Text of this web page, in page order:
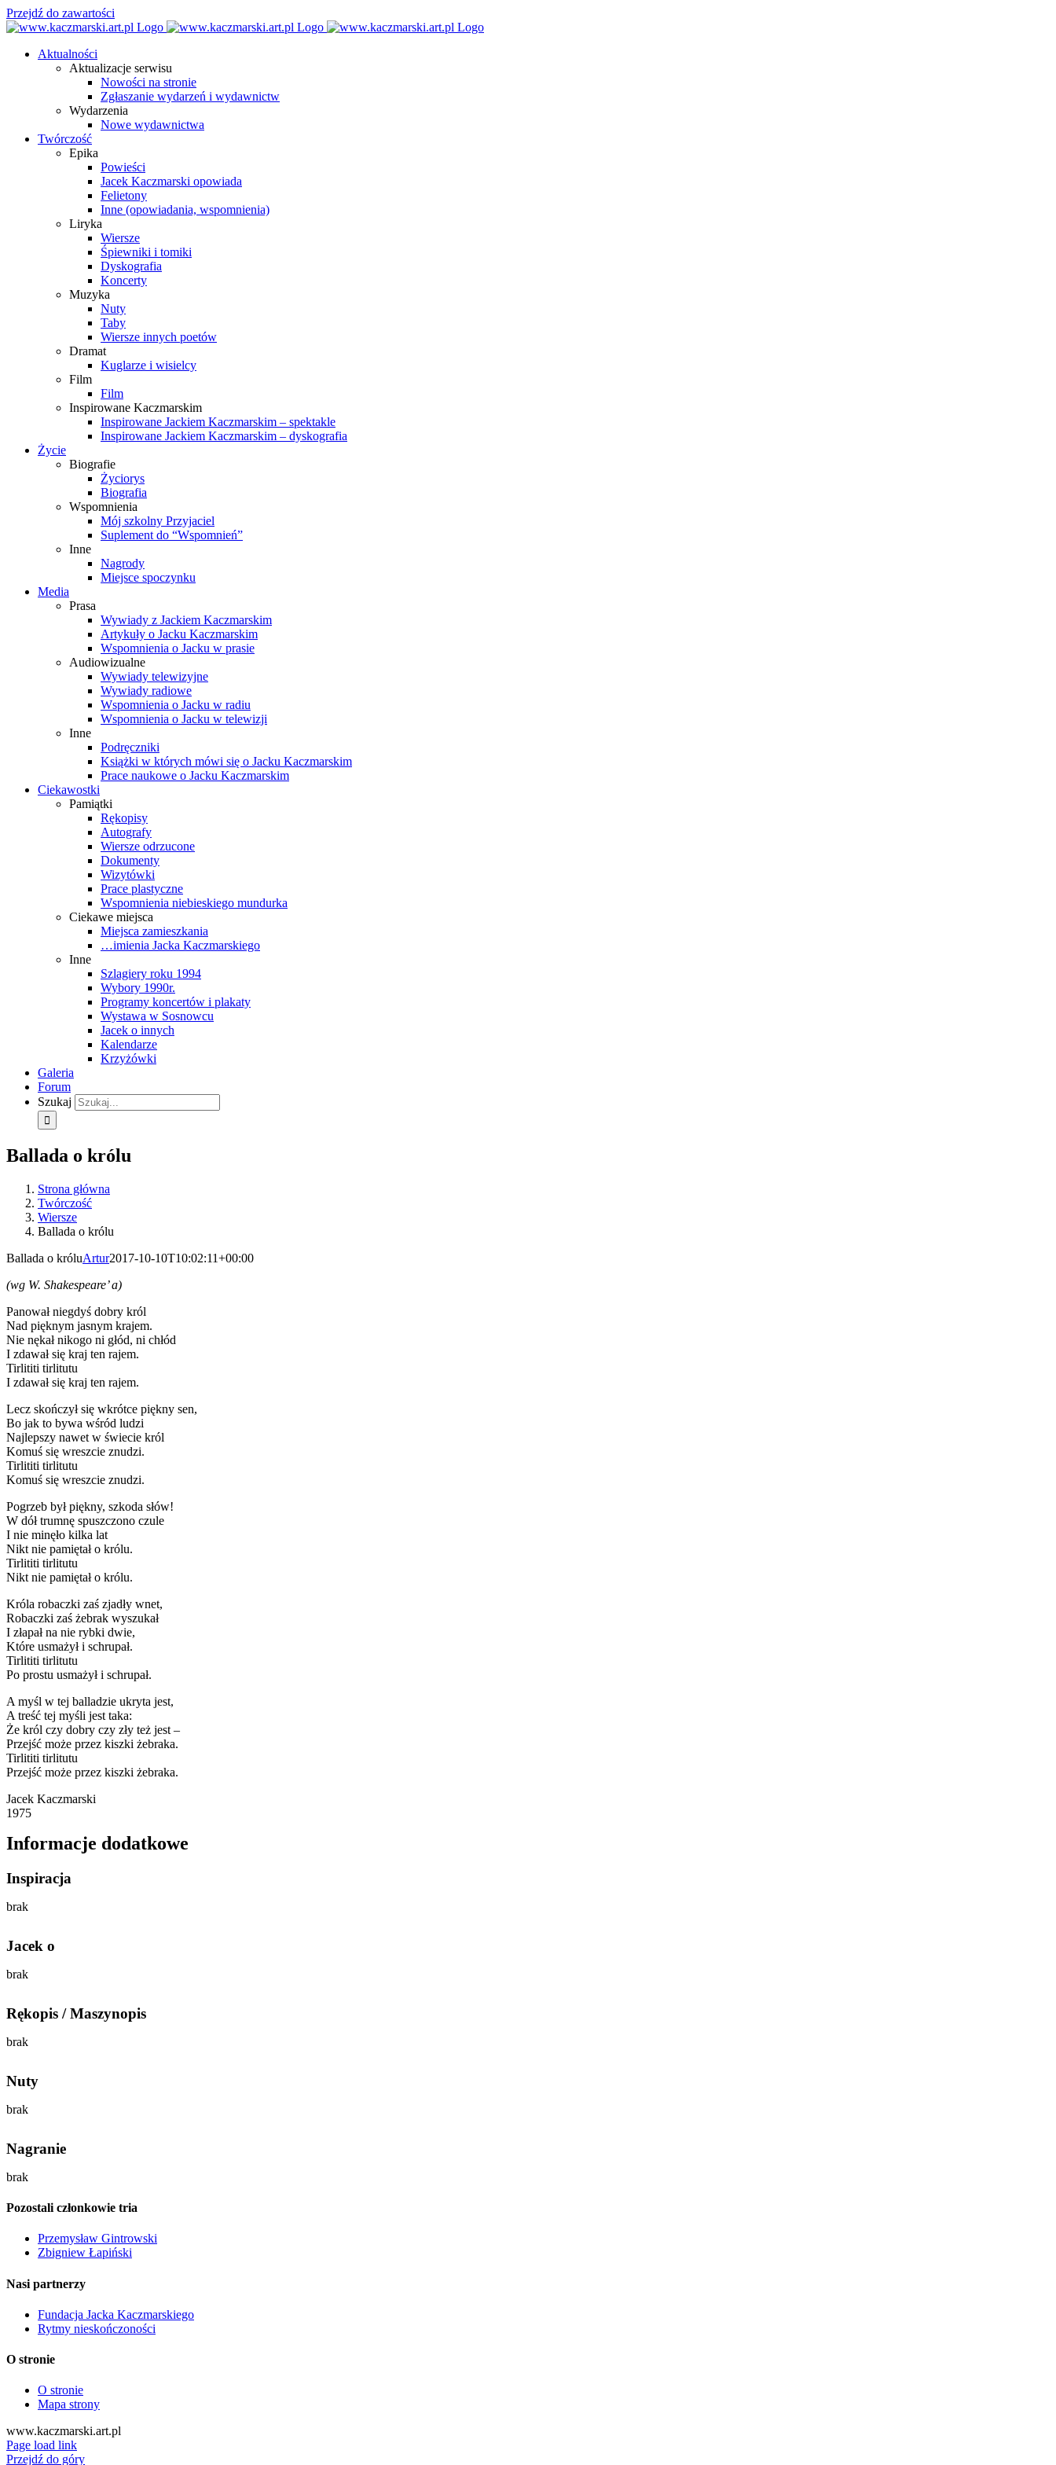
Przejdź do zawartości
Aktualności
Aktualizacje serwisu
Nowości na stronie
Zgłaszanie wydarzeń i wydawnictw
Wydarzenia
Nowe wydawnictwa
Twórczość
Epika
Powieści
Jacek Kaczmarski opowiada
Felietony
Inne (opowiadania, wspomnienia)
Liryka
Wiersze
Śpiewniki i tomiki
Dyskografia
Koncerty
Muzyka
Nuty
Taby
Wiersze innych poetów
Dramat
Kuglarze i wisielcy
Film
Film
Inspirowane Kaczmarskim
Inspirowane Jackiem Kaczmarskim – spektakle
Inspirowane Jackiem Kaczmarskim – dyskografia
Życie
Biografie
Życiorys
Biografia
Wspomnienia
Mój szkolny Przyjaciel
Suplement do “Wspomnień”
Inne
Nagrody
Miejsce spoczynku
Media
Prasa
Wywiady z Jackiem Kaczmarskim
Artykuły o Jacku Kaczmarskim
Wspomnienia o Jacku w prasie
Audiowizualne
Wywiady telewizyjne
Wywiady radiowe
Wspomnienia o Jacku w radiu
Wspomnienia o Jacku w telewizji
Inne
Podręczniki
Książki w których mówi się o Jacku Kaczmarskim
Prace naukowe o Jacku Kaczmarskim
Ciekawostki
Pamiątki
Rękopisy
Autografy
Wiersze odrzucone
Dokumenty
Wizytówki
Prace plastyczne
Wspomnienia niebieskiego mundurka
Ciekawe miejsca
Miejsca zamieszkania
…imienia Jacka Kaczmarskiego
Inne
Szlagiery roku 1994
Wybory 1990r.
Programy koncertów i plakaty
Wystawa w Sosnowcu
Jacek o innych
Kalendarze
Krzyżówki
Galeria
Forum
Szukaj
Ballada o królu
Strona główna
Twórczość
Wiersze
Ballada o królu
Ballada o króluArtur2017-10-10T10:02:11+00:00
(wg W. Shakespeare’ a)
Panował niegdyś dobry król
Nad pięknym jasnym krajem.
Nie nękał nikogo ni głód, ni chłód
I zdawał się kraj ten rajem.
Tirlititi tirlitutu
I zdawał się kraj ten rajem.
Lecz skończył się wkrótce piękny sen,
Bo jak to bywa wśród ludzi
Najlepszy nawet w świecie król
Komuś się wreszcie znudzi.
Tirlititi tirlitutu
Komuś się wreszcie znudzi.
Pogrzeb był piękny, szkoda słów!
W dół trumnę spuszczono czule
I nie minęło kilka lat
Nikt nie pamiętał o królu.
Tirlititi tirlitutu
Nikt nie pamiętał o królu.
Króla robaczki zaś zjadły wnet,
Robaczki zaś żebrak wyszukał
I złapał na nie rybki dwie,
Które usmażył i schrupał.
Tirlititi tirlitutu
Po prostu usmażył i schrupał.
A myśl w tej balladzie ukryta jest,
A treść tej myśli jest taka:
Że król czy dobry czy zły też jest –
Przejść może przez kiszki żebraka.
Tirlititi tirlitutu
Przejść może przez kiszki żebraka.
Jacek Kaczmarski
1975
Informacje dodatkowe
Inspiracja
brak
Jacek o
brak
Rękopis / Maszynopis
brak
Nuty
brak
Nagranie
brak
Pozostali członkowie tria
Przemysław Gintrowski
Zbigniew Łapiński
Nasi partnerzy
Fundacja Jacka Kaczmarskiego
Rytmy nieskończoności
O stronie
O stronie
Mapa strony
www.kaczmarski.art.pl
Page load link
Przejdź do góry